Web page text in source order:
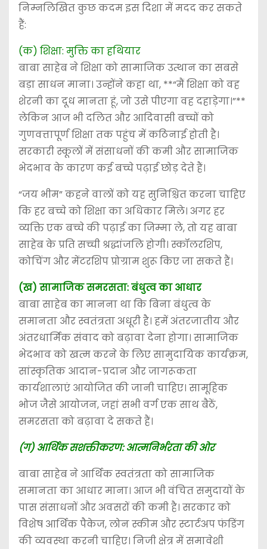
निम्नलिखित कुछ कदम इस दिशा में मदद कर सकते
हैं:
(क) शिक्षा: मुक्ति का हथियार
बाबा साहेब ने शिक्षा को सामाजिक उत्थान का सबसे
बड़ा साधन माना। उन्होंने कहा था, **“मैं शिक्षा को वह
शेरनी का दूध मानता हूं, जो उसे पीएगा वह दहाड़ेगा।”**
लेकिन आज भी दलित और आदिवासी बच्चों को
गुणवत्तापूर्ण शिक्षा तक पहुंच में कठिनाई होती है।
सरकारी स्कूलों में संसाधनों की कमी और सामाजिक
भेदभाव के कारण कई बच्चे पढ़ाई छोड़ देते हैं।
“जय भीम” कहने वालों को यह सुनिश्चित करना चाहिए
कि हर बच्चे को शिक्षा का अधिकार मिले। अगर हर
व्यक्ति एक बच्चे की पढ़ाई का जिम्मा ले, तो यह बाबा
साहेब के प्रति सच्ची श्रद्धांजलि होगी। स्कॉलरशिप,
कोचिंग और मेंटरशिप प्रोग्राम शुरू किए जा सकते हैं।
(ख) सामाजिक समरसता: बंधुत्व का आधार
बाबा साहेब का मानना था कि बिना बंधुत्व के
समानता और स्वतंत्रता अधूरी है। हमें अंतरजातीय और
अंतरधार्मिक संवाद को बढ़ावा देना होगा। सामाजिक
भेदभाव को खत्म करने के लिए सामुदायिक कार्यक्रम,
सांस्कृतिक आदान-प्रदान और जागरूकता
कार्यशालाएं आयोजित की जानी चाहिए। सामूहिक
भोज जैसे आयोजन, जहां सभी वर्ग एक साथ बैठें,
समरसता को बढ़ावा दे सकते हैं।
(ग) आर्थिक सशक्तीकरण: आत्मनिर्भरता की ओर
बाबा साहेब ने आर्थिक स्वतंत्रता को सामाजिक
समानता का आधार माना। आज भी वंचित समुदायों के
पास संसाधनों और अवसरों की कमी है। सरकार को
विशेष आर्थिक पैकेज, लोन स्कीम और स्टार्टअप फंडिंग
की व्यवस्था करनी चाहिए। निजी क्षेत्र में समावेशी